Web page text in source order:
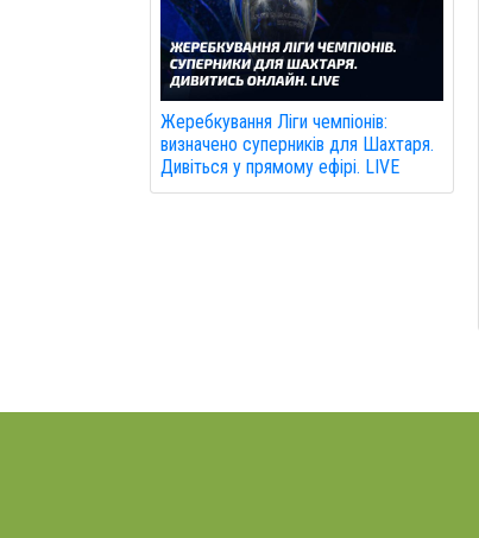
Жеребкування Ліги чемпіонів:
визначено суперників для Шахтаря.
Дивіться у прямому ефірі. LIVE